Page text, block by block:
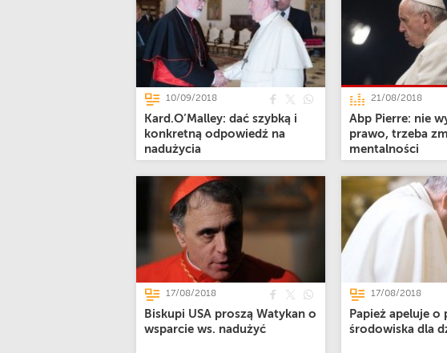
10/09/2018
Kard.O’Malley: dać szybką i
konkretną odpowiedź na
nadużycia
21/08/2018
Abp Pierre: nie
prawo, trzeba
mentalności
17/08/2018
Biskupi USA proszą Watykan o
wsparcie ws. nadużyć
17/08/2018
Papież apeluje o
środowiska dla